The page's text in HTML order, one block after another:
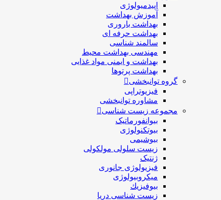
اپیدمیولوژی
آموزش بهداشت
بهداشت باروری
بهداشت حرفه ای
سالمند شناسی
مهندسی بهداشت محيط
بهداشت و ایمنی مواد غذایی
بهداشت پرتوها
گروه توانبخشی
فیزیوتراپی
مشاوره توانبخشی
مجموعه زیست شناسی
بیوانفورماتیک
بیوتکنولوژی
بیوشیمی
زیست سلولی مولکولی
ژنتیک
فیزیولوژی جانوری
میکروبیولوژی
بيوفيزيك
زیست شناسی دریا